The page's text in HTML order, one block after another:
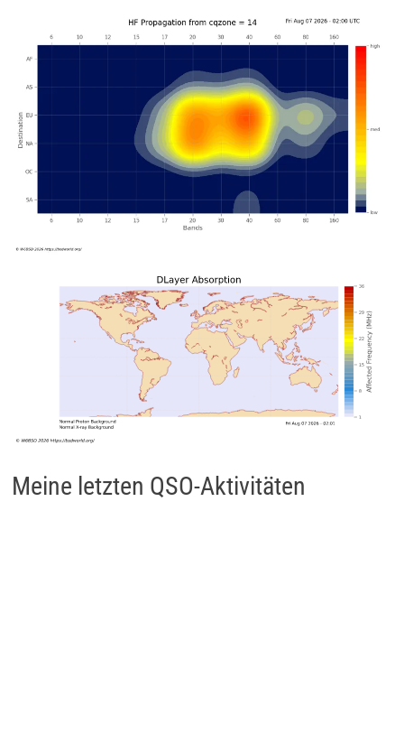
Meine letzten QSO-Aktivitäten